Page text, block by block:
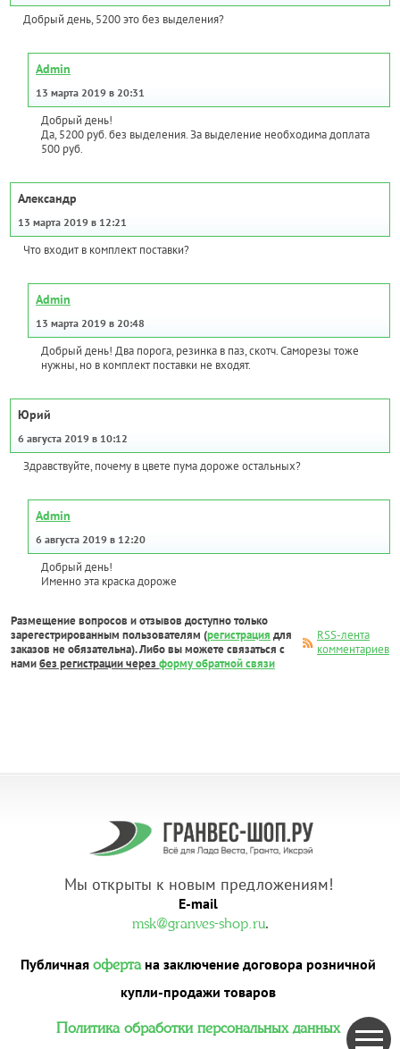
Добрый день, 5200 это без выделения?
Admin
13 марта 2019 в 20:31
Добрый день!
Да, 5200 руб. без выделения. За выделение необходима доплата
500 руб.
Александр
13 марта 2019 в 12:21
Что входит в комплект поставки?
Admin
13 марта 2019 в 20:48
Добрый день! Два порога, резинка в паз, скотч. Саморезы тоже
нужны, но в комплект поставки не входят.
Юрий
6 августа 2019 в 10:12
Здравствуйте, почему в цвете пума дороже остальных?
Admin
6 августа 2019 в 12:20
Добрый день!
Именно эта краска дороже
Размещение вопросов и отзывов доступно только
зарегестрированным пользователям (регистрация для
заказов не обязательна). Либо вы можете связаться с
намибез регистрации через форму обратной связи
RSS-лента
комментариев
Мы открыты к новым предложениям!
E-mail
msk@granves-shop.ru.
Публичная офертана заключение договора розничной
купли-продажи товаров
Политика обработки персональных данных